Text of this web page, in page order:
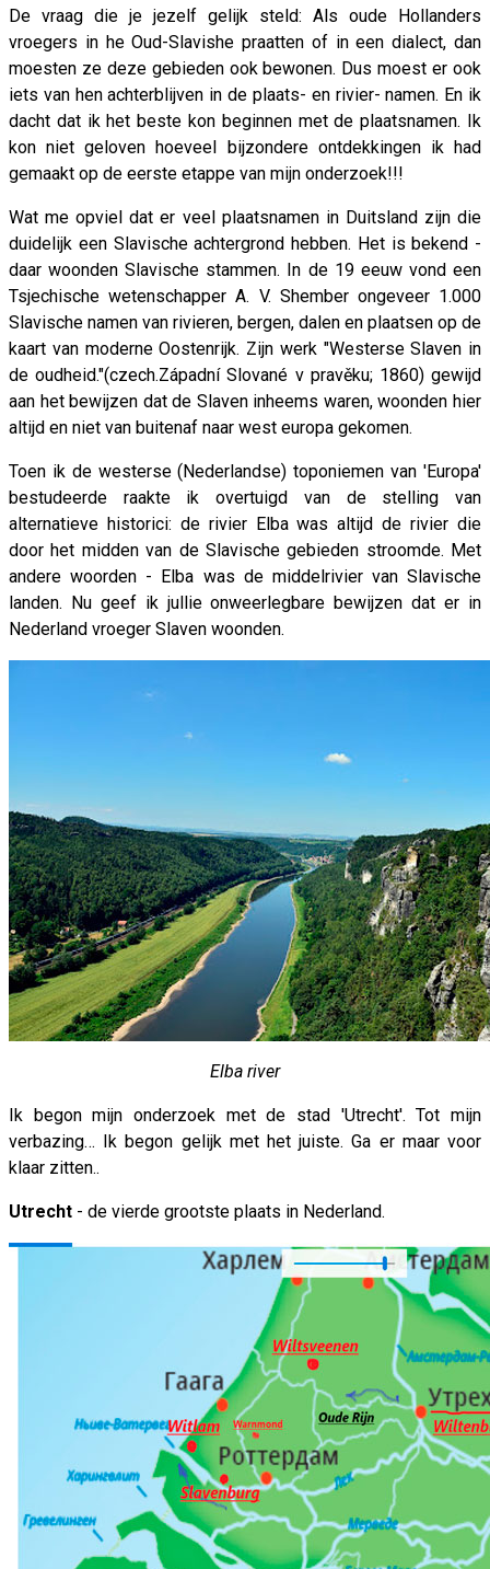
De vraag die je jezelf gelijk steld: Als oude Hollanders
vroegers in he Oud-Slavishe praatten of in een dialect, dan
moesten ze deze gebieden ook bewonen. Dus moest er ook
iets van hen achterblijven in de plaats- en rivier- namen. En ik
dacht dat ik het beste kon beginnen met de plaatsnamen. Ik
kon niet geloven hoeveel bijzondere ontdekkingen ik had
gemaakt op de eerste etappe van mijn onderzoek!!!
Wat me opviel dat er veel plaatsnamen in Duitsland zijn die
duidelijk een Slavische achtergrond hebben. Het is bekend -
daar woonden Slavische stammen. In de 19 eeuw vond een
Tsjechische wetenschapper A. V. Shember ongeveer 1.000
Slavische namen van rivieren, bergen, dalen en plaatsen op de
kaart van moderne Oostenrijk. Zijn werk "Westerse Slaven in
de oudheid."(czech.Západní Slované v pravěku; 1860) gewijd
aan het bewijzen dat de Slaven inheems waren, woonden hier
altijd en niet van buitenaf naar west europa gekomen.
Toen ik de westerse (Nederlandse) toponiemen van 'Europa'
bestudeerde raakte ik overtuigd van de stelling van
alternatieve historici: de rivier Elba was altijd de rivier die
door het midden van de Slavische gebieden stroomde. Met
andere woorden - Elba was de middelrivier van Slavische
landen. Nu geef ik jullie onweerlegbare bewijzen dat er in
Nederland vroeger Slaven woonden.
Elba river
Ik begon mijn onderzoek met de stad 'Utrecht'. Tot mijn
verbazing… Ik begon gelijk met het juiste. Ga er maar voor
klaar zitten..
Utrecht - de vierde grootste plaats in Nederland.